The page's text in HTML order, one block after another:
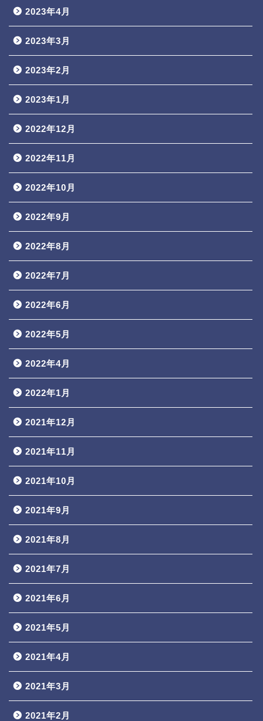
2023年4月
2023年3月
2023年2月
2023年1月
2022年12月
2022年11月
2022年10月
2022年9月
2022年8月
2022年7月
2022年6月
2022年5月
2022年4月
2022年1月
2021年12月
2021年11月
2021年10月
2021年9月
2021年8月
2021年7月
2021年6月
2021年5月
2021年4月
2021年3月
2021年2月